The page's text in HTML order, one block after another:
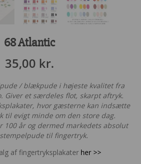
68 Atlantic
35,00 kr.
/ blækpude i højeste kvalitet fra
Giver et særdeles flot, skarpt aftryk.
hvor gæsterne kan indsætte
til evigt minde om den store dag.
100 år og dermed markedets absolut
til fingertryk.
af fingertryksplakater her >>